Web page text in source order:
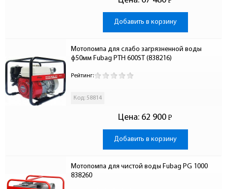
-
Добавить в корзину
Мотопомпа для слабо загрязненной воды
ф50мм Fubag PTH 600ST (838216)
Рейтинг:
Код: 58814
Цена: 62 900 Р
-
Добавить в корзину
Мотопомпа для чистой воды Fubag PG 1000
838260